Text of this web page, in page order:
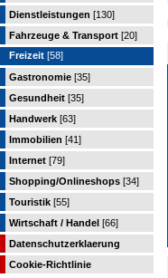
Dienstleistungen [130]
Fahrzeuge & Transport [20]
Freizeit [58]
Gastronomie [35]
Gesundheit [35]
Handwerk [63]
Immobilien [41]
Internet [79]
Shopping/Onlineshops [34]
Touristik [55]
Wirtschaft / Handel [66]
Datenschutzerklaerung
Cookie-Richtlinie